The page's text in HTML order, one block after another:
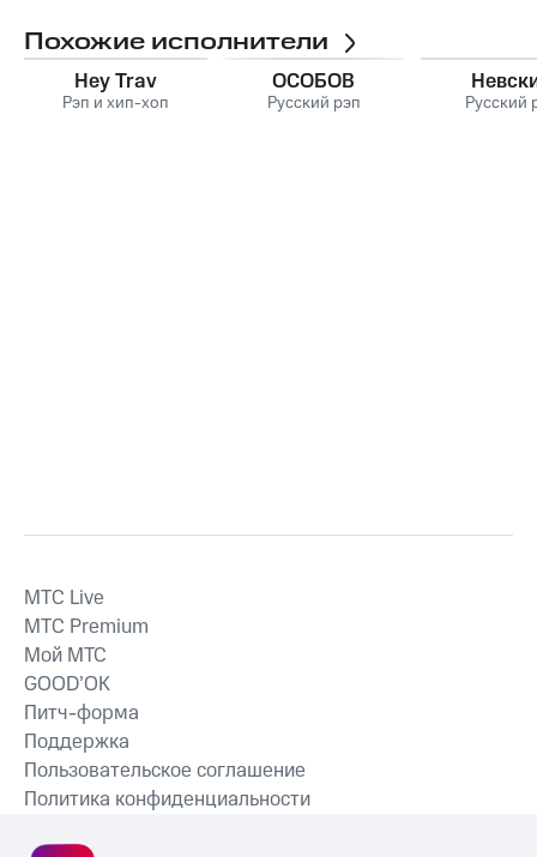
Похожие исполнители
Hey Trav
Рэп и хип-хоп
ОСОБОВ
Русский рэп Русский
MTС Live
MTС Premium
Мой МТС
GOOD’OK
Питч-форма
Поддержка
Пользовательское соглашение
Политика конфиденциальности